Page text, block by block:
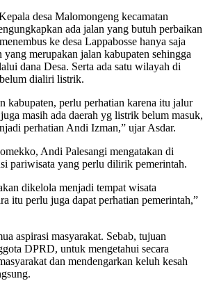
desa Malomongeng kecamatan
ada jalan yang butuh perbaikan
ke desa Lappabosse hanya saja
yang merupakan jalan kabupaten sehingga
dana Desa. Serta ada satu wilayah di
dialiri listrik.
kabupaten, perlu perhatian karena itu jalur
masih ada daerah yg listrik belum masuk,
perhatian Andi Izman,” ujar Asdar.
Andi Palesangi mengatakan di
pariwisata yang perlu dilirik pemerintah.
dikelola menjadi tempat wisata
itu perlu juga dapat perhatian pemerintah,”
aspirasi masyarakat. Sebab, tujuan
DPRD, untuk mengetahui secara
dan mendengarkan keluh kesah